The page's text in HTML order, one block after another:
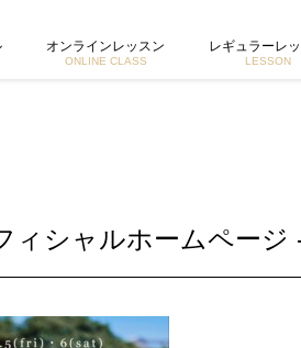
オンラインレッスン
ONLINE CLASS
レギュラーレ
LESSON
ィシャルホームページ